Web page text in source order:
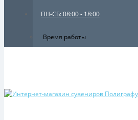
ПН-СБ: 08:00 - 18:00
Время работы